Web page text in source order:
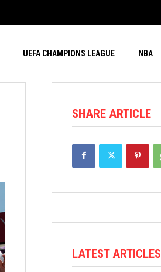
UEFA CHAMPIONS LEAGUE NBA
SHARE ARTICLE
LATEST ARTICLES